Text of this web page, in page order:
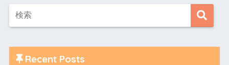
Recent Posts